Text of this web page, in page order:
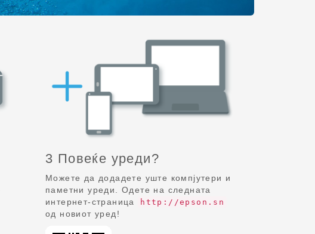
3 Повеќе уреди?
Можете да додадете уште компјутери и
паметни уреди. Одете на следната
интернет-страница
http://epson.sn
од новиот уред!